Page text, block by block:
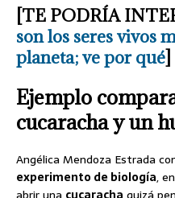
[TE PODRÍA
son los seres vivos
planeta; ve por qué]
Ejemplo
cucaracha y un
Angélica Mendoza Estrada
experimento de biología,